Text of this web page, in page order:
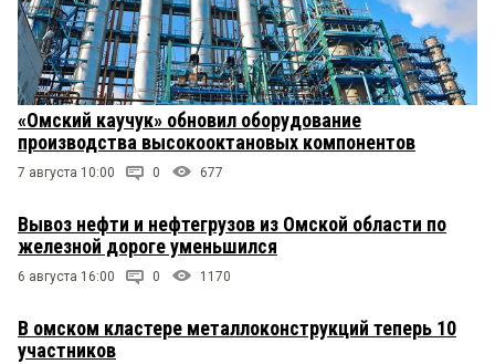
«Омский каучук» обновил оборудование
производства высокооктановых компонентов
7 августа 10:00 0 677
Вывоз нефти и нефтегрузов из Омской области по
железной дороге уменьшился
6 августа 16:00 0 1170
В омском кластере металлоконструкций теперь 10
участников